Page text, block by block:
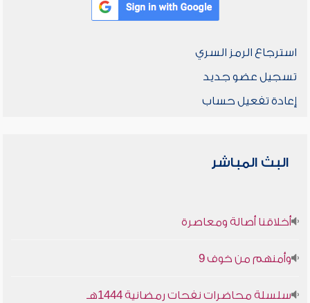
استرجاع الرمز السري
تسجيل عضو جديد
إعادة تفعيل حساب
البث المباشر
أخلاقنا أصالة ومعاصرة
وأمنهم من خوف 9
سلسلة محاضرات نفحات رمضانية 1444هـ